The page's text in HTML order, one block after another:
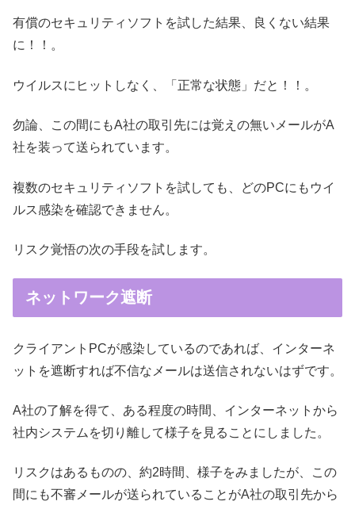
有償のセキュリティソフトを試した結果、良くない結果
に！！。
ウイルスにヒットしなく、「正常な状態」だと！！。
勿論、この間にもA社の取引先には覚えの無いメールがA
社を装って送られています。
複数のセキュリティソフトを試しても、どのPCにもウイ
ルス感染を確認できません。
リスク覚悟の次の手段を試します。
ネットワーク遮断
クライアントPCが感染しているのであれば、インターネ
ットを遮断すれば不信なメールは送信されないはずです。
A社の了解を得て、ある程度の時間、インターネットから
社内システムを切り離して様子を見ることにしました。
リスクはあるものの、約2時間、様子をみましたが、この
間にも不審メールが送られていることがA社の取引先から